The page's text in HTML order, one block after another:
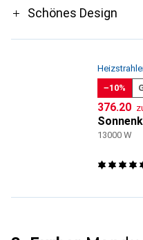
Schönes Design
−10%
CHF
376.20
13000 W